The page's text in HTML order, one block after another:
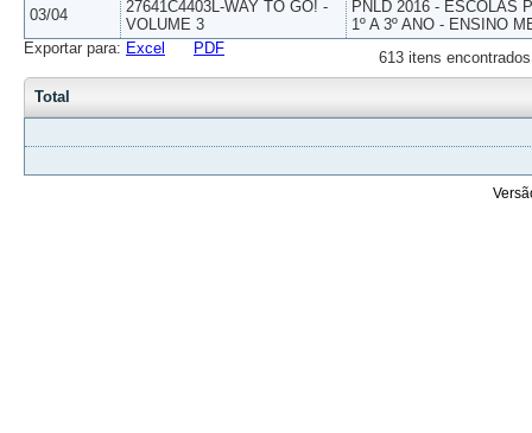
03/04
27641C4403L-WAY TO GO! -
VOLUME 3
PNLD 2016 - ESCOLAS
1º A 3º ANO - ENSINO
613 itens
Exportar para: Excel PDF
Total